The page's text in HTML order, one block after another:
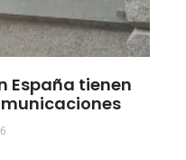
España tienen